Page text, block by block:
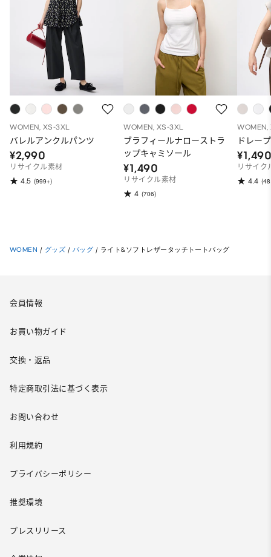
WOMEN, XS-3XL
バレルアンクルパンツ
¥2,990
リサイクル素材
4.5 (999+)
WOMEN, XS-3XL
ブラフィールナローストラ
ップキャミソール
¥1,490
リサイクル素材
4 (706)
WOMEN,
ドレー
リサイク
4.4
WOMEN / グッズ / バッグ / ライト&ソフトレザータッチトートバッグ
会員情報
お買い物ガイド
交換・返品
特定商取引法に基づく表示
お問い合わせ
利用規約
プライバシーポリシー
推奨環境
プレスリリース